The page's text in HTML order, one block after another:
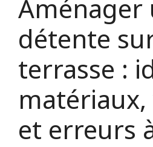
Aménager
détente
terrasse :
matériaux,
et erreurs